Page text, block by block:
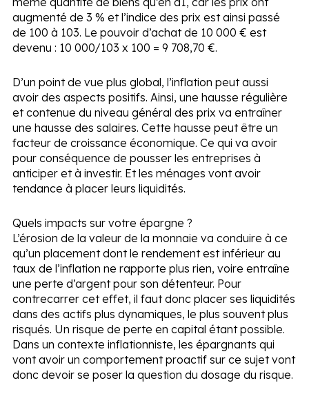
augmenté de 3 % et l’indice des prix est ainsi passé
de 100 à 103. Le pouvoir d’achat de 10 000 € est
devenu : 10 000/103 x 100 = 9 708,70 €.
D’un point de vue plus global, l’inflation peut aussi
avoir des aspects positifs. Ainsi, une hausse régulière
et contenue du niveau général des prix va entraîner
une hausse des salaires. Cette hausse peut être un
facteur de croissance économique. Ce qui va avoir
pour conséquence de pousser les entreprises à
anticiper et à investir. Et les ménages vont avoir
tendance à placer leurs liquidités.
Quels impacts sur votre épargne ?
L’érosion de la valeur de la monnaie va conduire à ce
qu’un placement dont le rendement est inférieur au
taux de l’inflation ne rapporte plus rien, voire entraîne
une perte d’argent pour son détenteur. Pour
contrecarrer cet effet, il faut donc placer ses liquidités
dans des actifs plus dynamiques, le plus souvent plus
risqués. Un risque de perte en capital étant possible.
Dans un contexte inflationniste, les épargnants qui
vont avoir un comportement proactif sur ce sujet vont
donc devoir se poser la question du dosage du risque.